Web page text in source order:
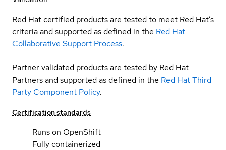
Red Hat certified products are tested to meet Red Hat’s
criteria and supported as defined in the Red Hat
Collaborative Support Process.
Partner validated products are tested by Red Hat
Partners and supported as defined in the Red Hat Third
Party Component Policy.
Certification standards
Runs on OpenShift
Fully containerized